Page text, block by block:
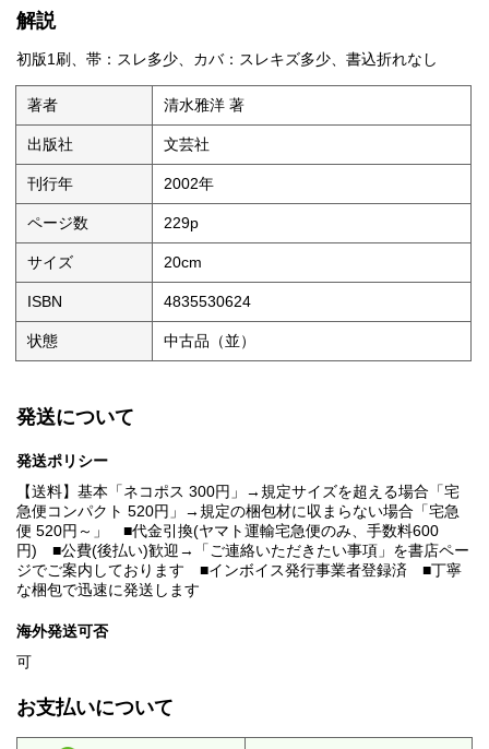
解説
初版1刷、帯：スレ多少、カバ：スレキズ多少、書込折れなし
著者 清水雅洋 著
出版社 文芸社
刊行年 2002年
ページ数 229p
サイズ 20cm
ISBN 4835530624
状態 中古品（並）
発送について
発送ポリシー
【送料】基本「ネコポス 300円」→規定サイズを超える場合「宅
急便コンパクト 520円」→規定の梱包材に収まらない場合「宅急
便 520円～」 ■代金引換(ヤマト運輸宅急便のみ、手数料600
円) ■公費(後払い)歓迎→「ご連絡いただきたい事項」を書店ペー
ジでご案内しております ■インボイス発行事業者登録済 ■丁寧
な梱包で迅速に発送します
海外発送可否
可
お支払いについて